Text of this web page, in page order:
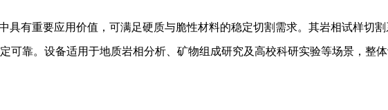
具有重要应用价值，可满足硬质与脆性材料的稳定切割需求。其岩相试样切
可靠。设备适用于地质岩相分析、矿物组成研究及高校科研实验等场景，整